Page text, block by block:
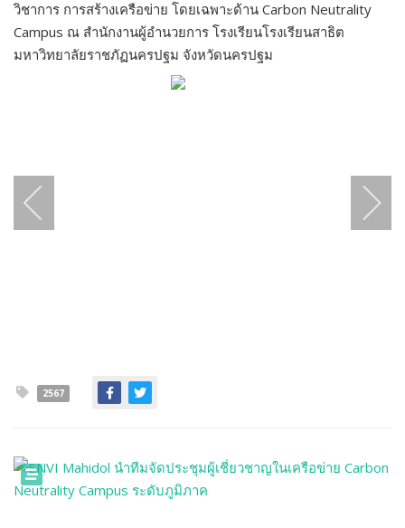
วิชาการ การสร้างเครือข่าย โดยเฉพาะด้าน Carbon Neutrality
Campus ณ สำนักงานผู้อำนวยการ โรงเรียนโรงเรียนสาธิต
มหาวิทยาลัยราชภัฏนครปฐม จังหวัดนครปฐม
2567